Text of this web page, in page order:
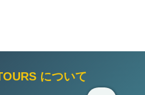
について